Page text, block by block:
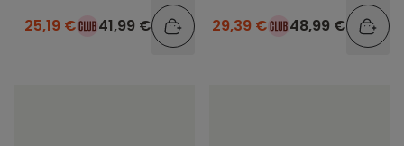
25,19 € 41,99 € 29,39 € 48,99 €